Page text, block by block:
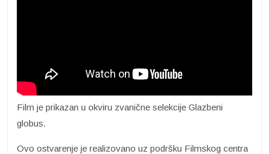
Film je prikazan u okviru zvanične selekcije Glazbeni
globus.
Ovo ostvarenje je realizovano uz podršku Filmskog centra